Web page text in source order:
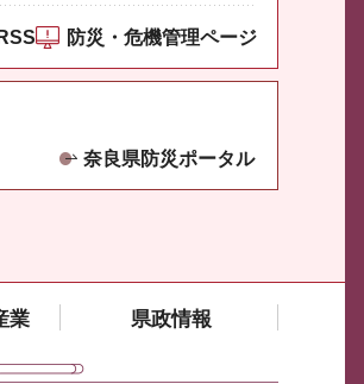
防災・危機管理ページ
奈良県防災ポータル
業 県政情報